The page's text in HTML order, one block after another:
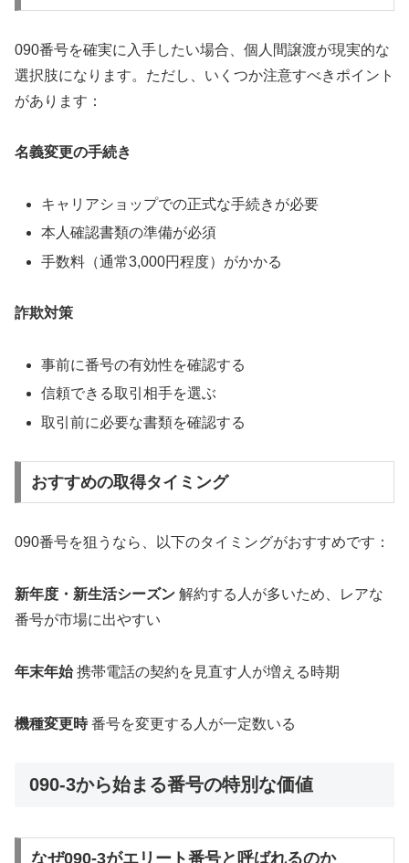
090番号を確実に入手したい場合、個人間譲渡が現実的な
選択肢になります。ただし、いくつか注意すべきポイント
があります：
名義変更の手続き
キャリアショップでの正式な手続きが必要
本人確認書類の準備が必須
手数料（通常3,000円程度）がかかる
詐欺対策
事前に番号の有効性を確認する
信頼できる取引相手を選ぶ
取引前に必要な書類を確認する
おすすめの取得タイミング
090番号を狙うなら、以下のタイミングがおすすめです：
新年度・新生活シーズン 解約する人が多いため、レアな
番号が市場に出やすい
年末年始携帯電話の契約を見直す人が増える時期
機種変更時番号を変更する人が一定数いる
090-3から始まる番号の特別な価値
なぜ090-3がエリート番号と呼ばれるのか